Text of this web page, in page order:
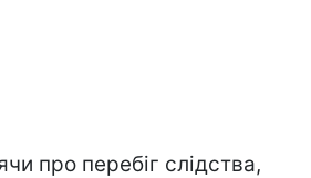
про перебіг слідства,